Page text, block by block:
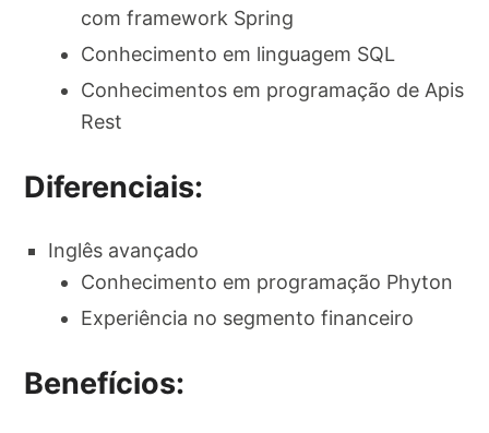
com framework Spring
Conhecimento em linguagem SQL
Conhecimentos em programação de Apis
Rest
Diferenciais:
Inglês avançado
Conhecimento em programação Phyton
Experiência no segmento financeiro
Benefícios: